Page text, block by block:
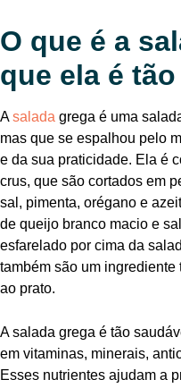
O que é a
que ela é
Asalada grega é uma
mas que se espalhou pelo
e da sua praticidade. Ela é
crus, que são cortados em
sal, pimenta, orégano e
de queijo branco macio e
esfarelado por cima da
também são um ingrediente
ao prato.
A salada grega é tão
em vitaminas, minerais,
Esses nutrientes ajudam a